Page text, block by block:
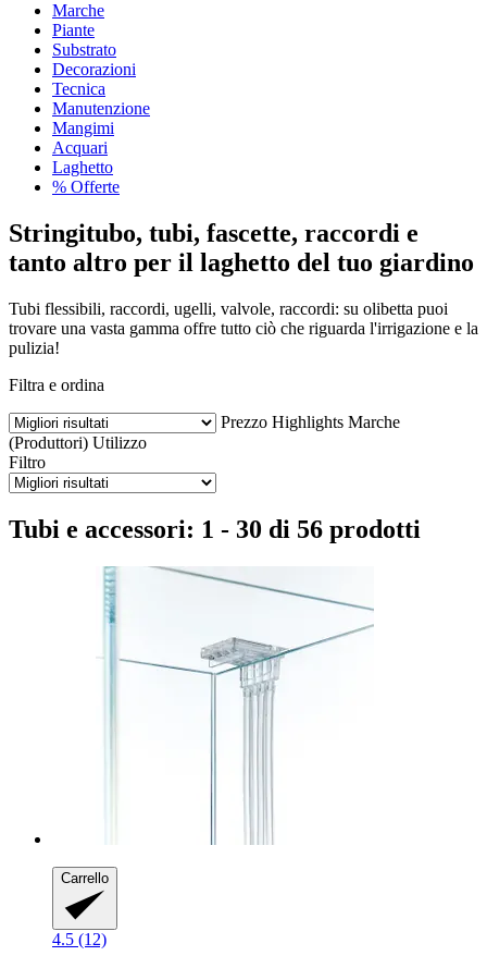
Marche
Piante
Substrato
Decorazioni
Tecnica
Manutenzione
Mangimi
Acquari
Laghetto
% Offerte
Stringitubo, tubi, fascette, raccordi e
tanto altro per il laghetto del tuo giardino
Tubi flessibili, raccordi, ugelli, valvole, raccordi: su olibetta puoi
trovare una vasta gamma offre tutto ciò che riguarda l'irrigazione e la
pulizia!
Filtra e ordina
Prezzo Highlights Marche
(Produttori) Utilizzo
Filtro
Tubi e accessori: 1 - 30 di 56 prodotti
Carrello
4.5 (12)